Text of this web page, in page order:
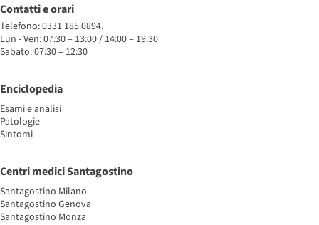
Contatti e orari
Telefono: 0331 185 0894.
Lun - Ven: 07:30 – 13:00 / 14:00 – 19:30
Sabato: 07:30 – 12:30
Enciclopedia
Esami e analisi
Patologie
Sintomi
Centri medici Santagostino
Santagostino Milano
Santagostino Genova
Santagostino Monza